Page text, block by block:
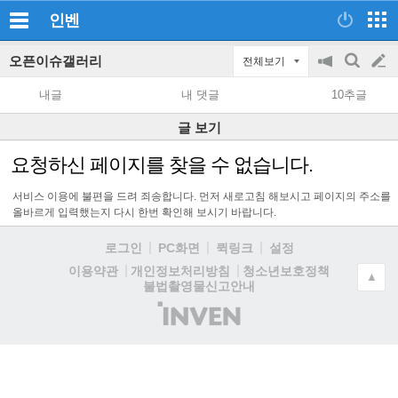
인벤
오픈이슈갤러리 전체보기
공
지
on/off
검
색
글
쓰
기
내글 내 댓글 10추글
글 보기
요청하신 페이지를 찾을 수 없습니다.
서비스 이용에 불편을 드려 죄송합니다. 먼저 새로고침 해보시고 페이지의 주소를
올바르게 입력했는지 다시 한번 확인해 보시기 바랍니다.
로그인 PC화면 퀵링크
설정
이용약관
개인정보처리방침
청소년보호정책
불법촬영물신고안내
(주)
인
▲